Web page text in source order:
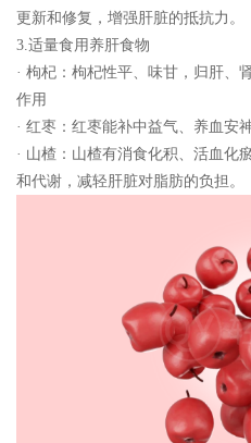
更新和修复，增强肝脏的抵抗力。
3.适量食用养肝食物
· 枸杞：枸杞性平、味甘，归肝、
作用
· 红枣：红枣能补中益气、养血安
· 山楂：山楂有消食化积、活血化
和代谢，减轻肝脏对脂肪的负担。